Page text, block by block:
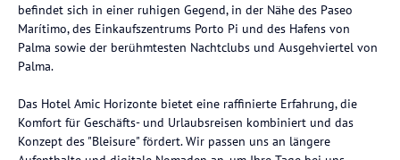
befindet sich in einer ruhigen Gegend, in der Nähe des Paseo
Marítimo, des Einkaufszentrums Porto Pi und des Hafens von
Palma sowie der berühmtesten Nachtclubs und Ausgehviertel von
Palma.
Das Hotel Amic Horizonte bietet eine raffinierte Erfahrung, die
Komfort für Geschäfts- und Urlaubsreisen kombiniert und das
Konzept des "Bleisure" fördert. Wir passen uns an längere